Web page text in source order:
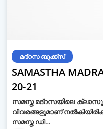
മദ്റസ ബുക്ക്സ്
SAMASTHA
20-21
സമസ്ത മദ്‌റസയിലെ
വിവരങ്ങളുമാണ്
സമസ്ത ഡി…